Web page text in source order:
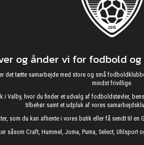
og ånder vi for fodbold
det tætte samarbejde med store og små
mindst frivillige.
Valby, hvor du finder et udvalg af fodboldstøvler,
tilbehør samt et udpluk af vores
som du kan afhente i vores butik eller få sendt til
såsom Craft, Hummel, Joma, Puma, Select, Uhlsport